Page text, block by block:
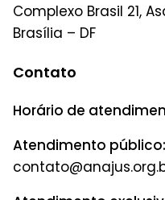
Complexo Brasil 21,
Brasília – DF
Contato
Horário de
Atendimento público: